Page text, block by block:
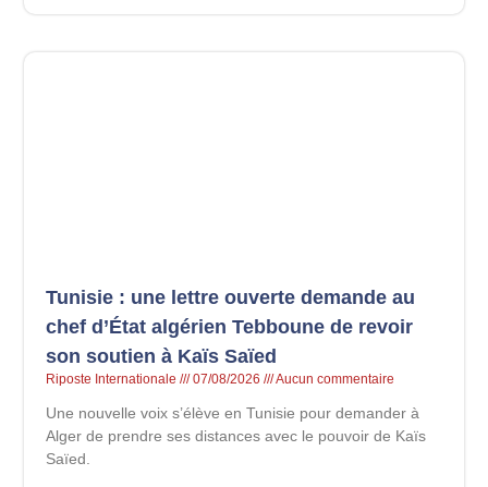
Tunisie : une lettre ouverte demande au
chef d’État algérien Tebboune de revoir
son soutien à Kaïs Saïed
Riposte Internationale 07/08/2026 Aucun commentaire
Une nouvelle voix s’élève en Tunisie pour demander à
Alger de prendre ses distances avec le pouvoir de Kaïs
Saïed.